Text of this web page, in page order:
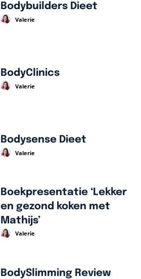
Bodybuilders Dieet
Valerie
BodyClinics
Valerie
Bodysense Dieet
Valerie
Boekpresentatie ‘Lekker
en gezond koken met
Mathijs’
Valerie
BodySlimming Review